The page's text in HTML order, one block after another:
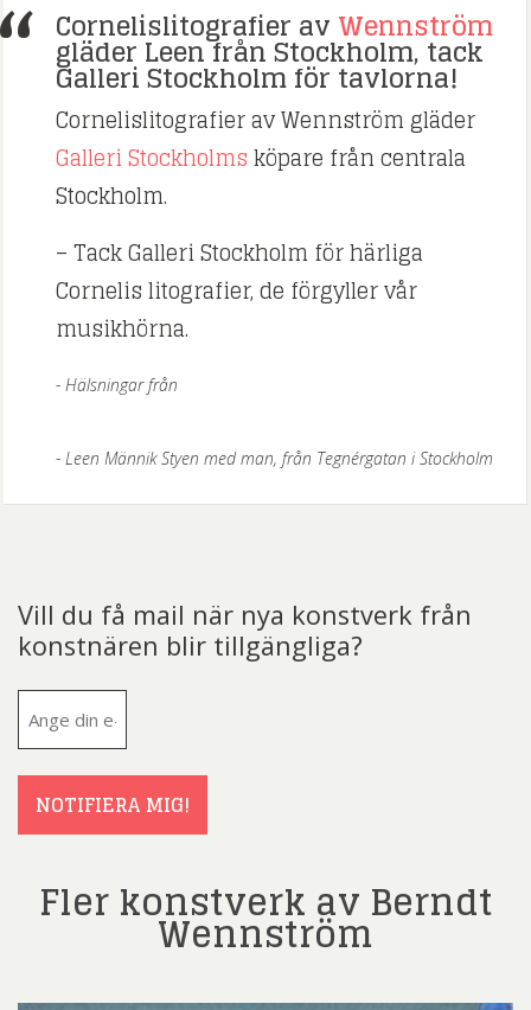
Cornelislitografier av Wennström
gläder Leen från Stockholm, tack
Galleri Stockholm för tavlorna!
Cornelislitografier av Wennström gläder
Galleri Stockholmsköpare från centrala
Stockholm.
– Tack Galleri Stockholm för härliga
Cornelis litografier, de förgyller vår
musikhörna.
Hälsningar från
Leen Männik Styen med man, från Tegnérgatan i Stockholm
Vill du få mail när nya konstverk från
konstnären blir tillgängliga?
NOTIFIERA MIG!
Fler konstverk av Berndt
Wennström